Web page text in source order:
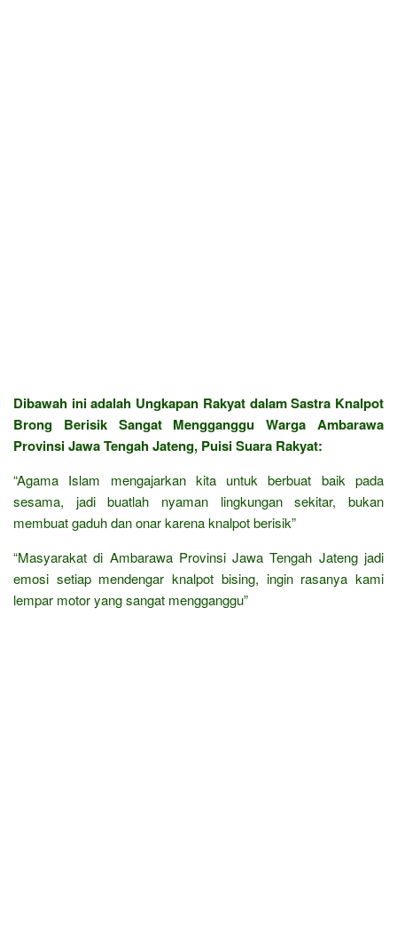
Dibawah ini adalah Ungkapan Rakyat dalam Sastra Knalpot
Brong Berisik Sangat Mengganggu Warga Ambarawa
Provinsi Jawa Tengah Jateng, Puisi Suara Rakyat:
“Agama Islam mengajarkan kita untuk berbuat baik pada
sesama, jadi buatlah nyaman lingkungan sekitar, bukan
membuat gaduh dan onar karena knalpot berisik”
“Masyarakat di Ambarawa Provinsi Jawa Tengah Jateng jadi
emosi setiap mendengar knalpot bising, ingin rasanya kami
lempar motor yang sangat mengganggu”